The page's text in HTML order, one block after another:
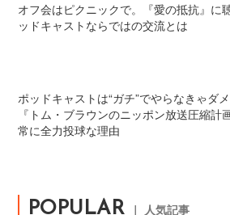
オフ会はピクニックで。『愛の抵抗』に
ッドキャストならではの交流とは
ポッドキャストは“ガチ”でやらなきゃダメ
『トム・ブラウンのニッポン放送圧縮計
常に全力投球な理由
POPULAR ｜ 人気記事